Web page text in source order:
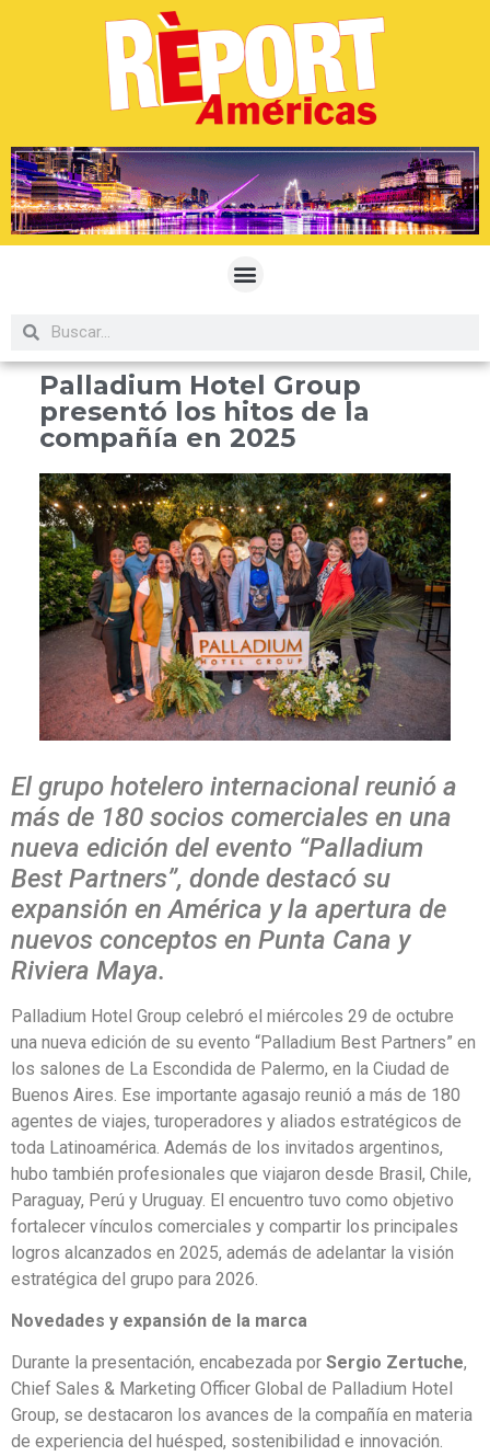
Palladium Hotel Group
presentó los hitos de la
compañía en 2025
El grupo hotelero internacional reunió a
más de 180 socios comerciales en una
nueva edición del evento “Palladium
Best Partners”, donde destacó su
expansión en América y la apertura de
nuevos conceptos en Punta Cana y
Riviera Maya.
Palladium Hotel Group celebró el miércoles 29 de octubre
una nueva edición de su evento “Palladium Best Partners” en
los salones de La Escondida de Palermo, en la Ciudad de
Buenos Aires. Ese importante agasajo reunió a más de 180
agentes de viajes, turoperadores y aliados estratégicos de
toda Latinoamérica. Además de los invitados argentinos,
hubo también profesionales que viajaron desde Brasil, Chile,
Paraguay, Perú y Uruguay. El encuentro tuvo como objetivo
fortalecer vínculos comerciales y compartir los principales
logros alcanzados en 2025, además de adelantar la visión
estratégica del grupo para 2026.
Novedades y expansión de la marca
Durante la presentación, encabezada por Sergio Zertuche,
Chief Sales & Marketing Officer Global de Palladium Hotel
Group, se destacaron los avances de la compañía en materia
de experiencia del huésped, sostenibilidad e innovación.